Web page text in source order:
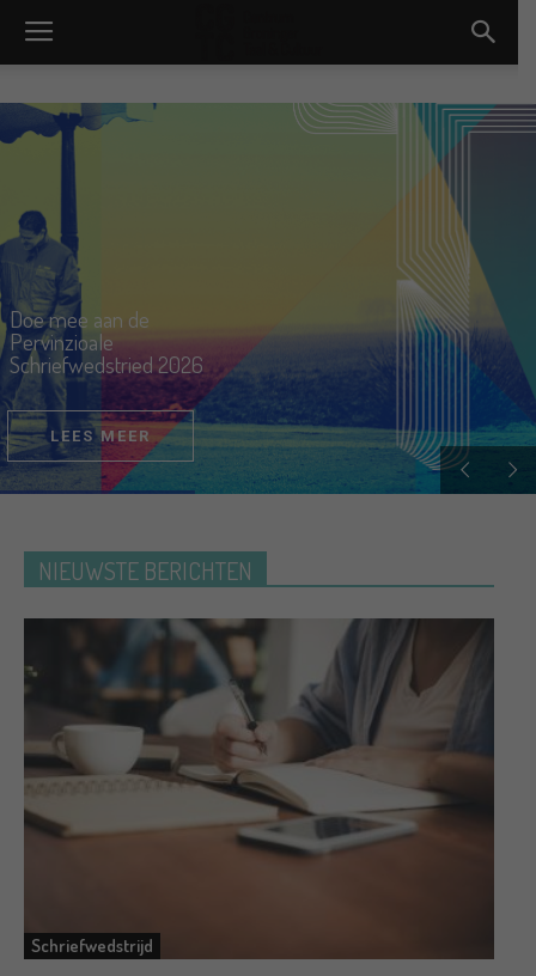
Doe mee aan de
Pervinzioale
Schriefwedstried 2026
LEES MEER
NIEUWSTE BERICHTEN
Schriefwedstrijd